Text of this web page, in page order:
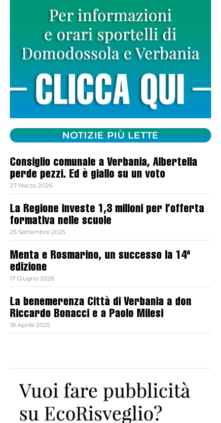
NOTIZIE PIÙ LETTE
Consiglio comunale a Verbania, Albertella
perde pezzi. Ed è giallo su un voto
27 Marzo 2026
La Regione investe 1,3 milioni per l’offerta
formativa nelle scuole
25 Settembre 2025
Menta e Rosmarino, un successo la 14ª
edizione
17 Giugno 2026
La benemerenza Città di Verbania a don
Riccardo Bonacci e a Paolo Milesi
18 Aprile 2025